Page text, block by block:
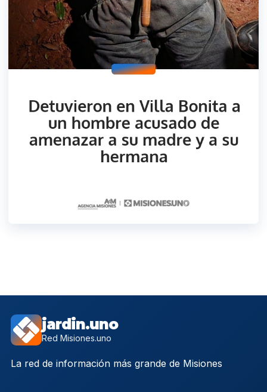
jardin.uno
Red Misiones.uno
La red de información más grande de Misiones